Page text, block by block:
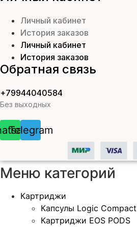
Личный кабинет
История заказов
Личный кабинет
История заказов
Обратная связь
+79944040584
Без выходных
Telegram
Меню категорий
Картриджи
Капсулы Logic
Картриджи EOS PODS